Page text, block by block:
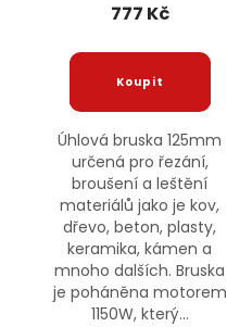
777 Kč
Úhlová bruska 125mm
určená pro řezání,
broušení a leštění
materiálů jako je kov,
dřevo, beton, plasty,
keramika, kámen a
mnoho dalších. Bruska
je poháněna motorem
1150W, který...